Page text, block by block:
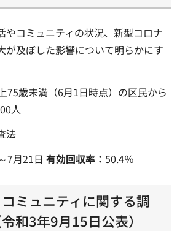
やコミュニティの状況、新型コロナ
が及ぼした影響について明らかにす
75歳未満（6月1日時点）の区民から
人
法
7月21日 有効回収率： 50.4％
コミュニティに関する調
和3年9月15日公表）